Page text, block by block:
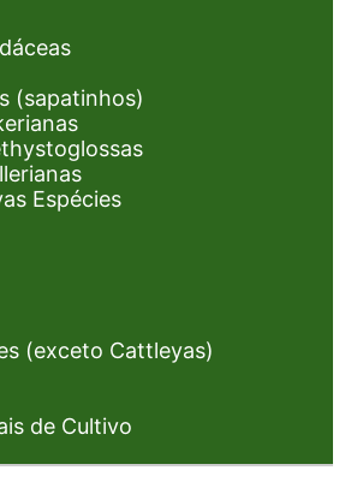
(sapatinhos)
Espécies
(exceto Cattleyas)
de Cultivo